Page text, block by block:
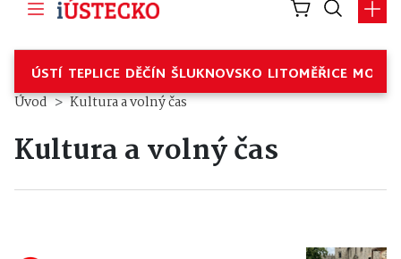
ÚSTÍ TEPLICE DĚČÍN ŠLUKNOVSKO LITOMĚŘICE
Úvod Kultura a volný čas
Kultura a volný čas